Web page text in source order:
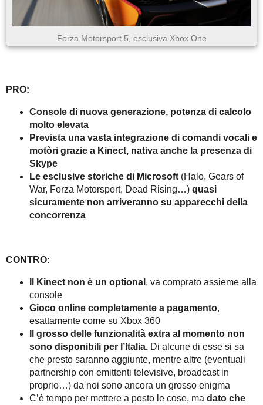
Forza Motorsport 5, esclusiva Xbox One
PRO:
Console di nuova generazione, potenza di calcolo
molto elevata
Prevista una vasta integrazione di comandi vocali e
motòri grazie a Kinect, nativa anche la presenza di
Skype
Le esclusive storiche di Microsoft (Halo, Gears of
War, Forza Motorsport, Dead Rising…) quasi
sicuramente non arriveranno su apparecchi della
concorrenza
CONTRO:
Il Kinect non è un optional , va comprato assieme alla
console
Gioco online completamente a pagamento,
esattamente come su Xbox 360
Il grosso delle funzionalità extra al momento non
sono disponibili per l’Italia. Di alcune di esse si sa
che presto saranno aggiunte, mentre altre (eventuali
partnership con emittenti televisive, broadcast in
proprio…) da noi sono ancora un grosso enigma
C’è tempo per mettere a posto le cose, ma dato che